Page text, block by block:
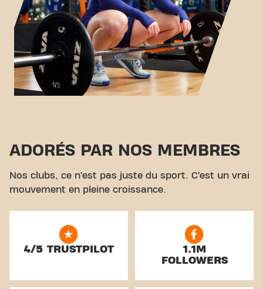
ADORÉS PAR NOS MEMBRES
Nos clubs, ce n’est pas juste du sport. C’est un vrai
mouvement en pleine croissance.
4/5 TRUSTPILOT
1.1M
FOLLOWERS